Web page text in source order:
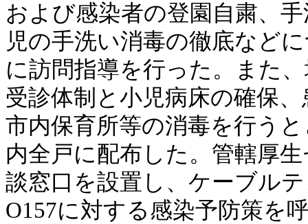
および感染者の登園自粛、
児の手洗い消毒の徹底など
に訪問指導を行った。また
受診体制と小児病床の確保
市内保育所等の消毒を行う
内全戸に配布した。管轄厚
談窓口を設置し、ケーブル
O157に対する感染予防策を